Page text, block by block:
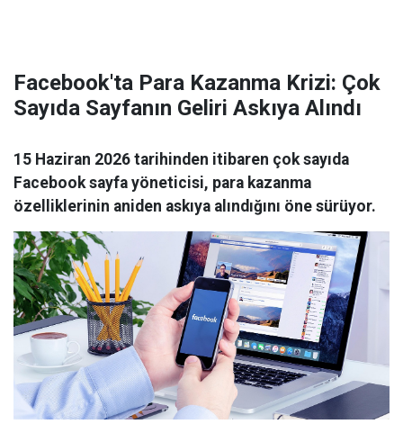
Facebook'ta Para Kazanma Krizi: Çok
Sayıda Sayfanın Geliri Askıya Alındı
15 Haziran 2026 tarihinden itibaren çok sayıda
Facebook sayfa yöneticisi, para kazanma
özelliklerinin aniden askıya alındığını öne sürüyor.